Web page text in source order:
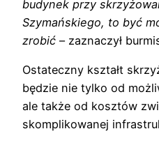
budynek przy
Szymańskiego, to być
zrobić – zaznaczył
Ostateczny kształt
będzie nie tylko od
ale także od kosztów
skomplikowanej